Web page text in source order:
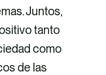
Juntos,
tanto
como
de las